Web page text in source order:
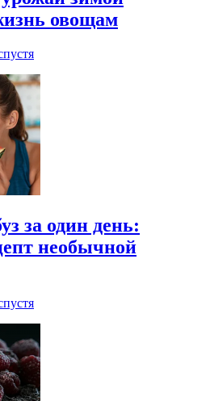
овощам
за один день:
необычной